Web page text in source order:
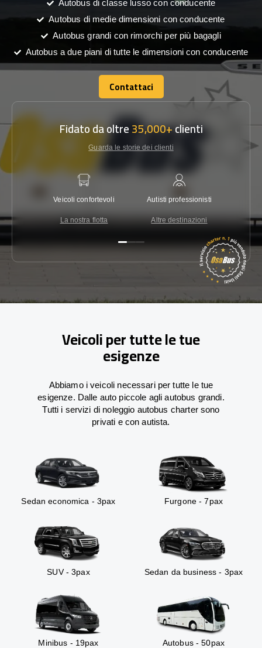
Autobus di classe lusso con conducente
Autobus di medie dimensioni con conducente
Autobus grandi con rimorchi per più bagagli
Autobus a due piani di tutte le dimensioni con conducente
Contattaci
Contattaci
Fidato da oltre35,000+clienti
Guarda le storie dei clienti
Veicoli confortevoli
La nostra flotta
Autisti professionisti
Altre destinazioni
Veicoli per tutte le tue
esigenze
Abbiamo i veicoli necessari per tutte le tue
esigenze. Dalle auto piccole agli autobus grandi.
Tutti i servizi di noleggio autobus charter sono
privati e con autista.
Sedan economica - 3pax Furgone - 7pax
SUV - 3pax Sedan da business - 3pax
Minibus - 19pax Autobus - 50pax